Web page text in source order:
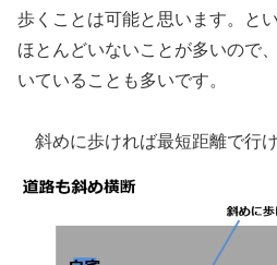
歩くことは可能と思います。と
ほとんどいないことが多いので
いていることも多いです。
斜めに歩ければ最短距離で行け